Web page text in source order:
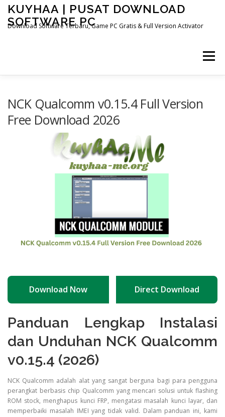
Skip
content
KUYHAA | PUSAT DOWNLOAD
SOFTWARE PC
Download Software Terbaru, Game PC Gratis & Full Version Activator
Menu
OTHER PAGES
NCK Qualcomm v0.15.4 Full Version
Free Download 2026
Download Now Direct Download
Panduan Lengkap Instalasi
dan Unduhan NCK Qualcomm
v0.15.4 (2026)
NCK Qualcomm adalah alat yang sangat berguna bagi para pengguna
perangkat berbasis chip Qualcomm yang mencari solusi untuk flashing
ROM stock, menghapus kunci FRP, mengatasi masalah kunci layar, dan
memperbaiki masalah IMEI yang tidak valid. Dalam panduan ini, kami